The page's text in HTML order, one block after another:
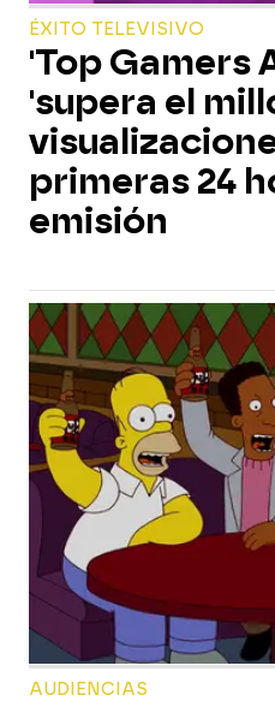
ÉXITO TELEVISIVO
'Top Gamers
'supera el
primeras 24
emisión
AUDIENCIAS